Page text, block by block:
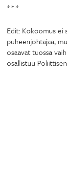
* * *
Edit: Kokoomus ei
puheenjohtajaa,
osaavat tuossa
osallistuu